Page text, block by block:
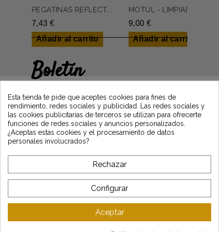
PEGATINAS REFLECT...
7,43 €
Añadir al carrito
MOTUL - LIMPIADOR...
9,00 €
Añadir al carrito
Boletín
suscribiéndose y manténgase informado de
las últimas noticias de Vintage Motors
*Dès 99€ d'achat. En vous abonnant à notre newsletter, vous reconnaissez avoir pris
l'acceptez.
A PROPÓSITO DE VINTAGE
SERVICIO AL CLIENTE
Esta tienda te pide que aceptes cookies para fines de
rendimiento, redes sociales y publicidad. Las redes sociales y
las cookies publicitarias de terceros se utilizan para ofrecerte
funciones de redes sociales y anuncios personalizados.
¿Aceptas estas cookies y el procesamiento de datos
personales involucrados?
Rechazar
Configurar
Aceptar